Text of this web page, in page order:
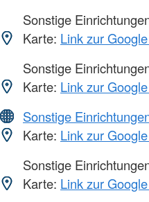
Sonstige
Karte: Link zur
Sonstige
Karte: Link zur
Sonstige
Karte: Link zur
Sonstige
Karte: Link zur